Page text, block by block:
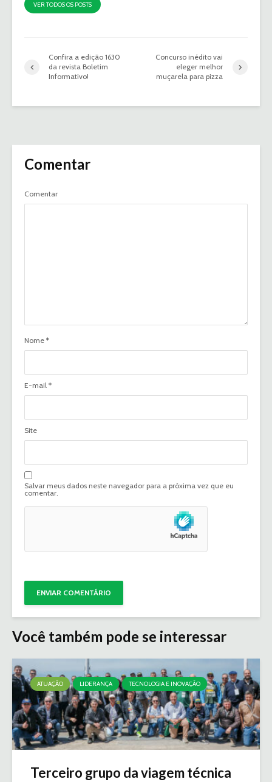
VER TODOS OS POSTS
Confira a edição 1630
da revista Boletim
Informativo!
Concurso inédito vai
eleger melhor
muçarela para pizza
Comentar
Comentar
Nome *
E-mail *
Site
Salvar meus dados neste navegador para a próxima vez que eu
comentar.
Você também pode se interessar
ATUAÇÃO LIDERANÇA TECNOLOGIA E INOVAÇÃO
Terceiro grupo da viagem técnica